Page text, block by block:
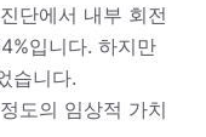
단에서 내부 회전
입니다. 하지만
습니다.
도의 임상적 가치